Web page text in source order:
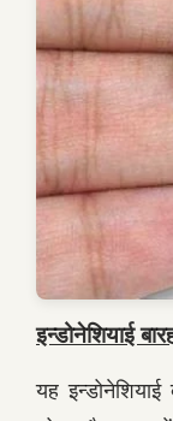
इन्डोनेशियाई
यह